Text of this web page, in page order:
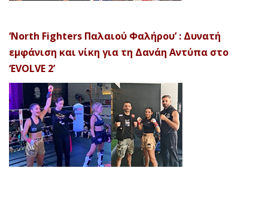
‘North Fighters Παλαιού Φαλήρου’ : Δυνατή
εμφάνιση και νίκη για τη Δανάη Αντύπα στο
‘EVOLVE 2’